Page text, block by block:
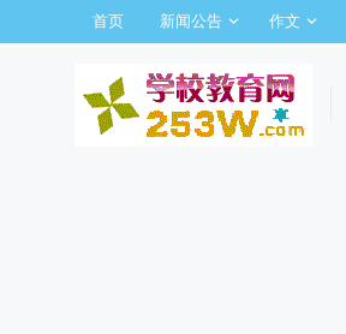
首页 新闻公告 作文